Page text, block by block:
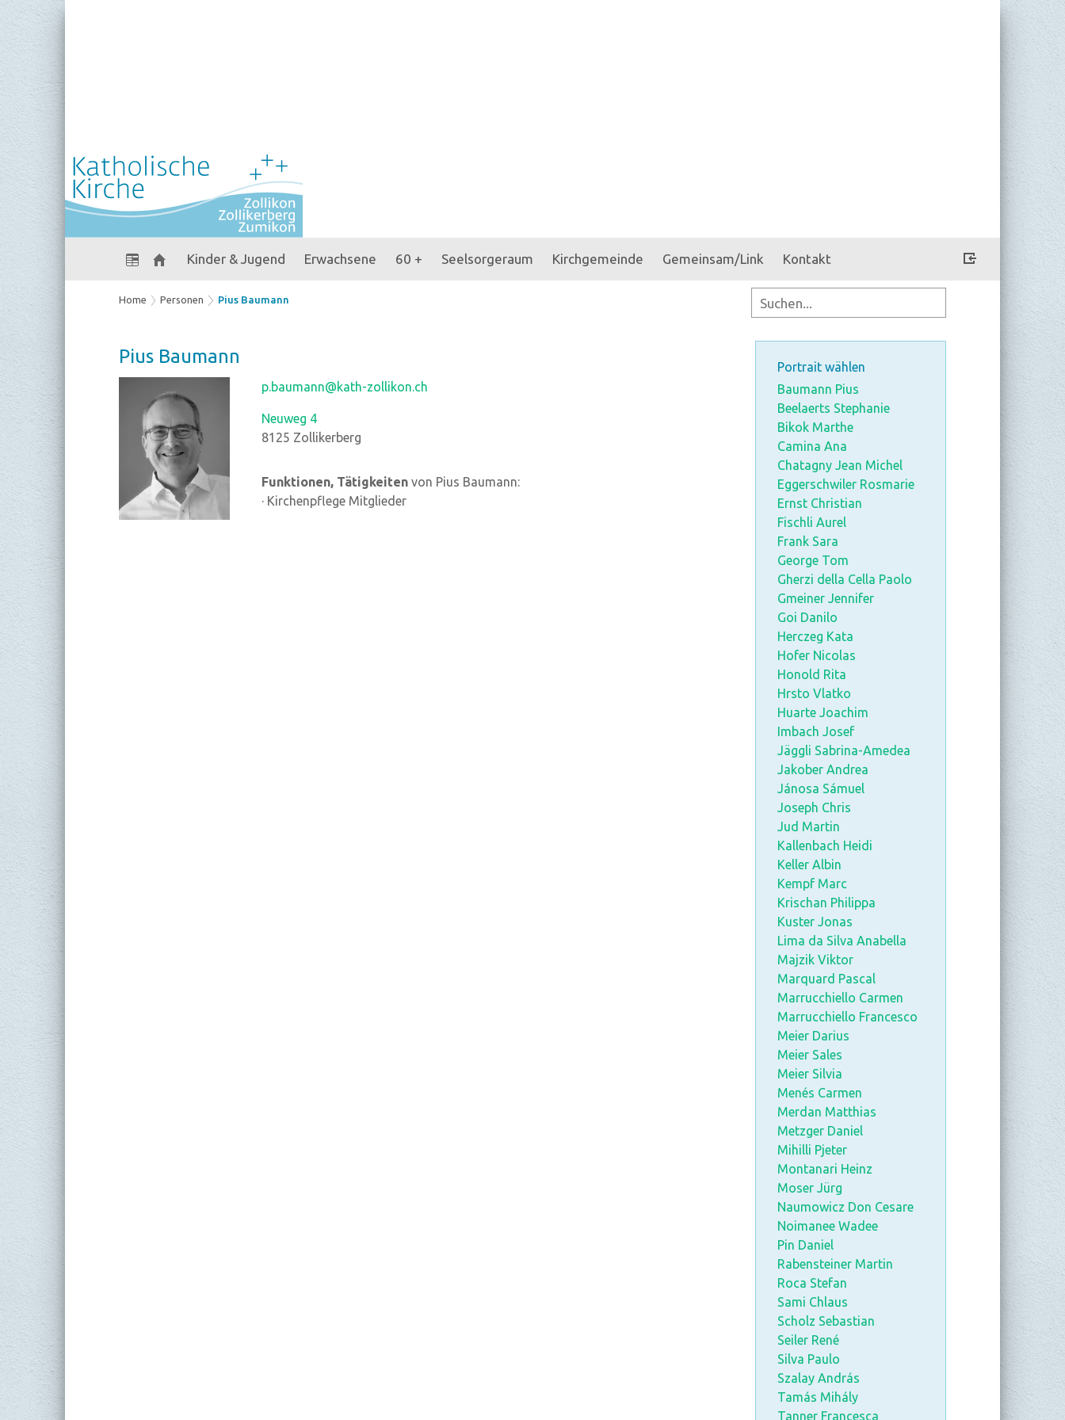
Kinder & Jugend Erwachsene 60 + Seelsorgeraum Kirchgemeinde Gemeinsam/Link Kontakt
Home Personen Pius Baumann
Portrait wählen
Baumann Pius
Beelaerts Stephanie
Bikok Marthe
Camina Ana
Chatagny Jean Michel
Eggerschwiler Rosmarie
Ernst Christian
Fischli Aurel
Frank Sara
George Tom
Gherzi della Cella Paolo
Gmeiner Jennifer
Goi Danilo
Herczeg Kata
Hofer Nicolas
Honold Rita
Hrsto Vlatko
Huarte Joachim
Imbach Josef
Jäggli Sabrina-Amedea
Jakober Andrea
Jánosa Sámuel
Joseph Chris
Jud Martin
Kallenbach Heidi
Keller Albin
Kempf Marc
Krischan Philippa
Kuster Jonas
Lima da Silva Anabella
Majzik Viktor
Marquard Pascal
Marrucchiello Carmen
Marrucchiello Francesco
Meier Darius
Meier Sales
Meier Silvia
Menés Carmen
Merdan Matthias
Metzger Daniel
Mihilli Pjeter
Montanari Heinz
Moser Jürg
Naumowicz Don Cesare
Noimanee Wadee
Pin Daniel
Rabensteiner Martin
Roca Stefan
Sami Chlaus
Scholz Sebastian
Seiler René
Silva Paulo
Szalay András
Tamás Mihály
Tanner Francesca
Pius Bau­mann
p.baumann@kath-zollikon.ch
Neuweg 4
8125 Zollikerberg
Funktionen, Tätigkeiten von Pius Baumann:
· Kirchenpflege Mitglieder